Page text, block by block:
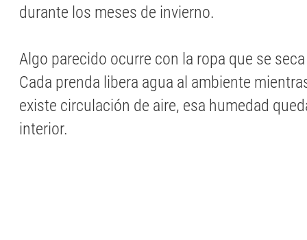
durante los meses de invierno.
Algo parecido ocurre con la ropa que se
Cada prenda libera agua al ambiente
existe circulación de aire, esa humedad
interior.